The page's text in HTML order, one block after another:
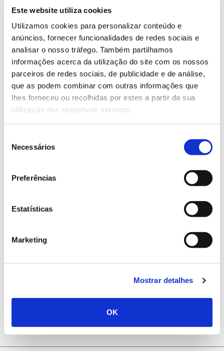
Este website utiliza cookies
Utilizamos cookies para personalizar conteúdo e
anúncios, fornecer funcionalidades de redes sociais e
analisar o nosso tráfego. Também partilhamos
informações acerca da utilização do site com os nossos
parceiros de redes sociais, de publicidade e de análise,
que as podem combinar com outras informações que
lhes forneceu ou recolhidas por estes a partir da sua
utilização dos respetivos serviços.
Necessários
Preferências
Estatísticas
Marketing
Mostrar detalhes
OK
Saber mais
13.07.2026
Genoma do priolo e de outras espécies em risco:
conhecer para conservar
02.07.2026
Registar galhas de Trichi em acácia-das-espigas:
cidadãos chamados a ajudar
no verão 2026